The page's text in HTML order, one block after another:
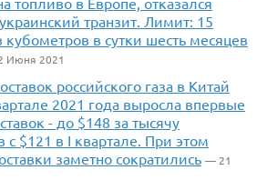
транзит. Лимит: 15
в сутки шесть месяцев
Июня 2021
российского газа в Китай
2021 года выросла впервые
- до $148 за тысячу
с $121 в I квартале. При этом
заметно сократились — 21